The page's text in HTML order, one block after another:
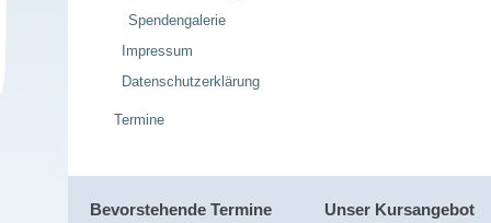
Spendengalerie
Impressum
Datenschutzerklärung
Termine
Bevorstehende Termine Unser Kursangebot